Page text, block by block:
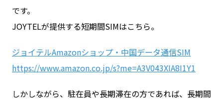
です。
JOYTELが提供する短期間SIMはこちら。
ジョイテルAmazonショップ・中国データ通信SIM
https://www.amazon.co.jp/s?me=A3V043XIA8I1Y1
しかしながら、駐在員や長期滞在の方であれば、長期間